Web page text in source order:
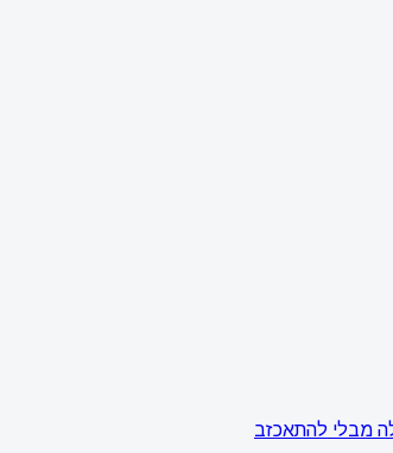
מבלי להתאכזב